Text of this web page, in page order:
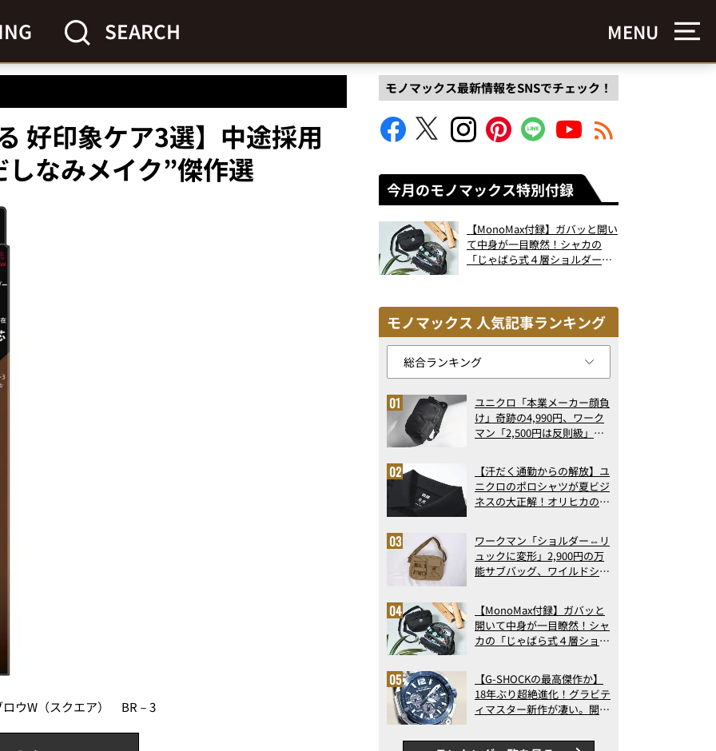
SEARCH MENU
好印象ケア3選】中途採用
なみメイク”傑作選
ウW（スクエア） BR－3
モノマックス最新情報をSNSでチェック！
今月のモノマックス特別付録
【MonoMax付録】ガバッと開い
て中身が一目瞭然！シャカの
「じゃばら式４層ショルダーバ
モノマックス 人気記事ランキング
ユニクロ「本業メーカー顔負
け」奇跡の4,990円、ワーク
マン「2,500円は反則級」凄
ト3】（2026年6月版）
【汗だく通勤からの解放】ユ
ニクロのポロシャツが夏ビジ
ネスの大正解！オリヒカの透
アの実力
ワークマン「ショルダー⇔リ
ュックに変形」2,900円の万
能サブバッグ、ワイルドシン
記事ランキングベスト3】
（2026年6月版）
【MonoMax付録】ガバッと
開いて中身が一目瞭然！シャ
カの「じゃばら式４層ショル
った！
【G-SHOCKの最高傑作か】
18年ぶり超絶進化！グラビテ
ィマスター新作が凄い。開発
新ムーブメントの衝撃